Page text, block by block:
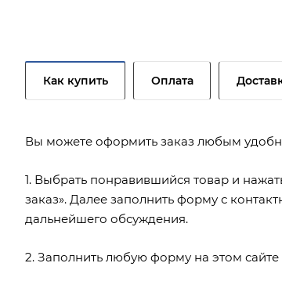
Как купить Оплата
Вы можете оформить заказ любым
1. Выбрать понравившийся товар и
заказ». Далее заполнить форму с
дальнейшего обсуждения.
2. Заполнить любую форму на этом